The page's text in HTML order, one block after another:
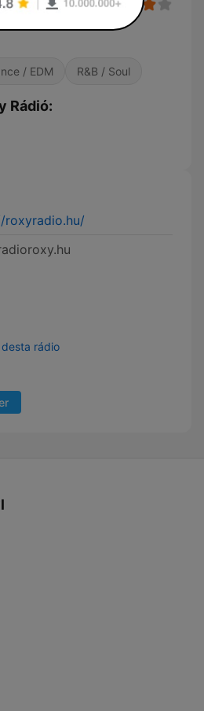
/ EDM R&B / Soul
Rádió:
roxyradio.hu/
rádio